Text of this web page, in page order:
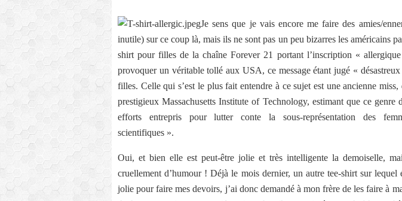
Je sens que je vais encore me faire des amies/
inutile) sur ce coup là, mais ils ne sont pas un peu bizarres les américains
shirt pour filles de la chaîne Forever 21 portant l’inscription «
provoquer un véritable tollé aux USA, ce message étant jugé «
filles. Celle qui s’est le plus fait entendre à ce sujet est une ancienne
prestigieux Massachusetts Institute of Technology, estimant que ce genre
efforts entrepris pour lutter conte la sous-représentation des
scientifiques ».
Oui, et bien elle est peut-être jolie et très intelligente la demoiselle,
cruellement d’humour ! Déjà le mois dernier, un autre tee-shirt sur
jolie pour faire mes devoirs, j’ai donc demandé à mon frère de les faire à